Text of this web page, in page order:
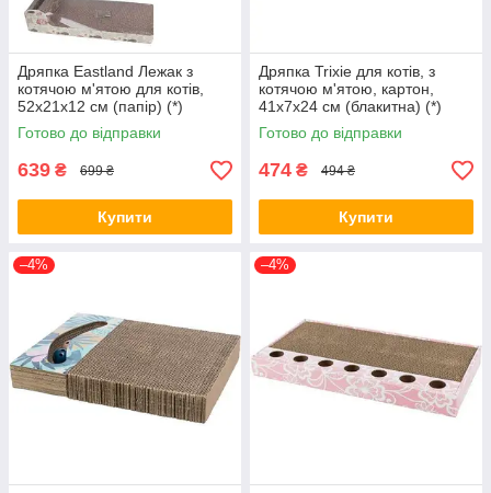
Дряпка Eastland Лежак з
котячою м'ятою для котів,
52x21x12 cм (папір) (*)
Готово до відправки
639 ₴ 699 ₴
Купити
Дряпка Trixie для котів, з
котячою м'ятою, картон,
41х7х24 см (блакитна) (*)
Готово до відправки
474 ₴ 494 ₴
Купити
–4% –4%